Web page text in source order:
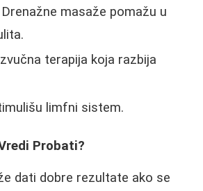
Drenažne masaže pomažu u
terapija koja razbija
limfni sistem.
Probati?
dati dobre rezultate ako se